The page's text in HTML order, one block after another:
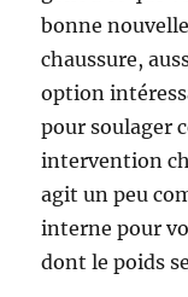
bonne
chaussure,
option
pour soulager
intervention
agit un peu
interne pour
dont le poids